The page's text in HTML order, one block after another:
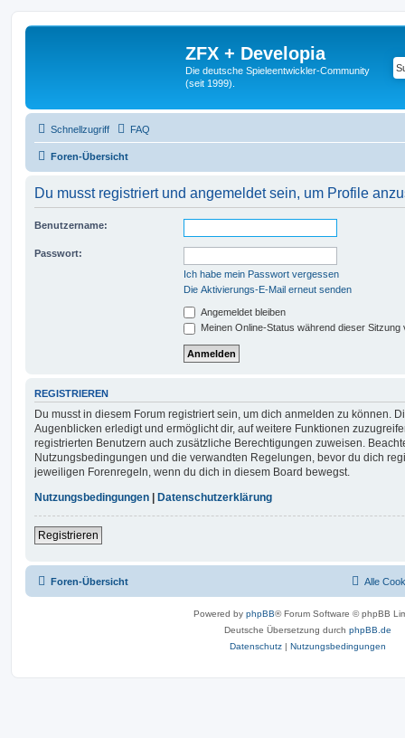
ZFX + Developia
Die deutsche Spieleentwickler-Community
(seit 1999).
Schnellzugriff FAQ
Foren-Übersicht
Du musst registriert und angemeldet sein, um Profile
Benutzername:
Passwort:
Ich habe mein Passwort vergessen
Die Aktivierungs-E-Mail erneut senden
Angemeldet bleiben
Meinen Online-Status während dieser Sitzung
REGISTRIEREN
Du musst in diesem Forum registriert sein, um dich anmelden zu können.
Augenblicken erledigt und ermöglicht dir, auf weitere Funktionen
registrierten Benutzern auch zusätzliche Berechtigungen zuweisen.
Nutzungsbedingungen und die verwandten Regelungen, bevor du dich
jeweiligen Forenregeln, wenn du dich in diesem Board bewegst.
Nutzungsbedingungen
Datenschutzerklärung
Registrieren
Foren-Übersicht Alle
Powered by phpBB® Forum Software © phpBB
Deutsche Übersetzung durch phpBB.de
Datenschutz | Nutzungsbedingungen